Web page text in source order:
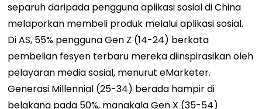
separuh daripada pengguna aplikasi sosial di China
melaporkan membeli produk melalui aplikasi sosial.
Di AS, 55% pengguna Gen Z (14-24) berkata
pembelian fesyen terbaru mereka diinspirasikan oleh
pelayaran media sosial, menurut eMarketer.
Generasi Millennial (25-34) berada hampir di
belakang pada 50%, manakala Gen X (35-54)